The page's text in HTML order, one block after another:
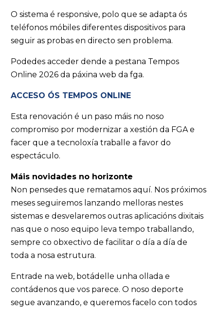
O sistema é responsive, polo que se adapta ós
teléfonos móbiles diferentes dispositivos para
seguir as probas en directo sen problema.
Podedes acceder dende a pestana Tempos
Online 2026 da páxina web da fga.
ACCESO ÓS TEMPOS ONLINE
Esta renovación é un paso máis no noso
compromiso por modernizar a xestión da FGA e
facer que a tecnoloxía traballe a favor do
espectáculo.
Máis novidades no horizonte
Non pensedes que rematamos aquí. Nos próximos
meses seguiremos lanzando melloras nestes
sistemas e desvelaremos outras aplicacións dixitais
nas que o noso equipo leva tempo traballando,
sempre co obxectivo de facilitar o día a día de
toda a nosa estrutura.
Entrade na web, botádelle unha ollada e
contádenos que vos parece. O noso deporte
segue avanzando, e queremos facelo con todos